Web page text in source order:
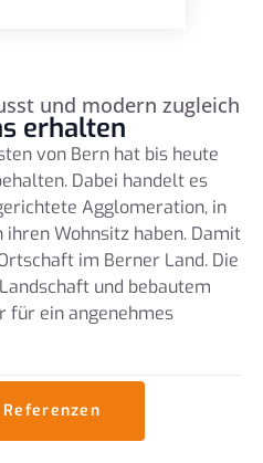
und modern zugleich
erhalten
von Bern hat bis heute
Dabei handelt es
Agglomeration, in
Wohnsitz haben. Damit
im Berner Land. Die
und bebautem
für ein angenehmes
Referenzen